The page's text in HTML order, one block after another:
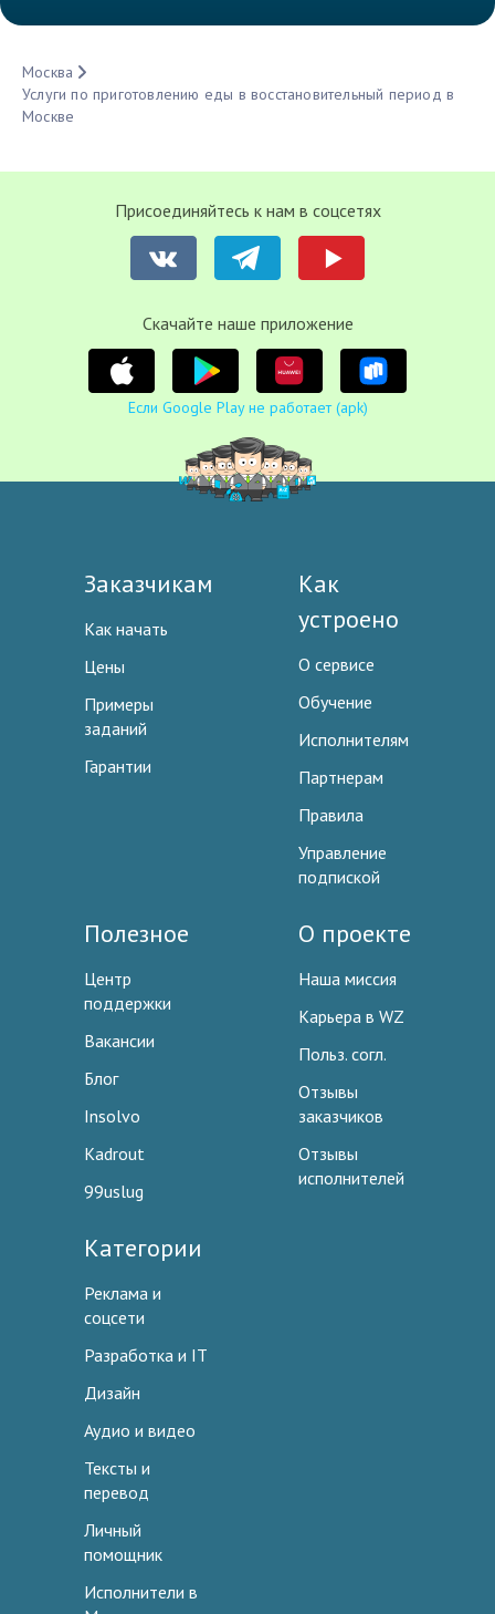
Москва
Услуги по приготовлению еды в восстановительный период в
Москве
Присоединяйтесь к нам в соцсетях
Cкачайте наше приложение
Если Google Play не работает (apk)
Заказчикам
Как начать
Цены
Примеры
заданий
Гарантии
Как
устроено
О сервисе
Обучение
Исполнителям
Партнерам
Правила
Управление
подпиской
Полезное
Центр
поддержки
Вакансии
Блог
Insolvo
Kadrout
99uslug
О проекте
Наша миссия
Карьера в WZ
Польз. согл.
Отзывы
заказчиков
Отзывы
исполнителей
Категории
Реклама и
соцсети
Разработка и IT
Дизайн
Аудио и видео
Тексты и
перевод
Личный
помощник
Исполнители в